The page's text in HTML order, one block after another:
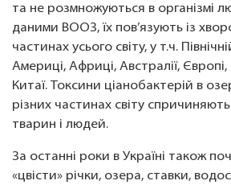
та не розмножуються в організмі
даними ВООЗ, їх пов’язують із
частинах усього світу, у т.ч.
Америці, Африці, Австралії, Європі,
Китаї. Токсини ціанобактерій в
різних частинах світу
тварин і людей.
За останні роки в Україні також
«цвісти» річки, озера, ставки,